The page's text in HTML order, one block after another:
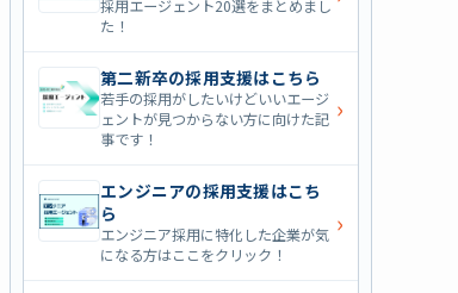
採用エージェント20選をまとめまし
た！
第二新卒の採用支援はこちら
若手の採用がしたいけどいいエージ
ェントが見つからない方に向けた記
事です！
›
エンジニアの採用支援はこち
ら
エンジニア採用に特化した企業が気
になる方はここをクリック！
›